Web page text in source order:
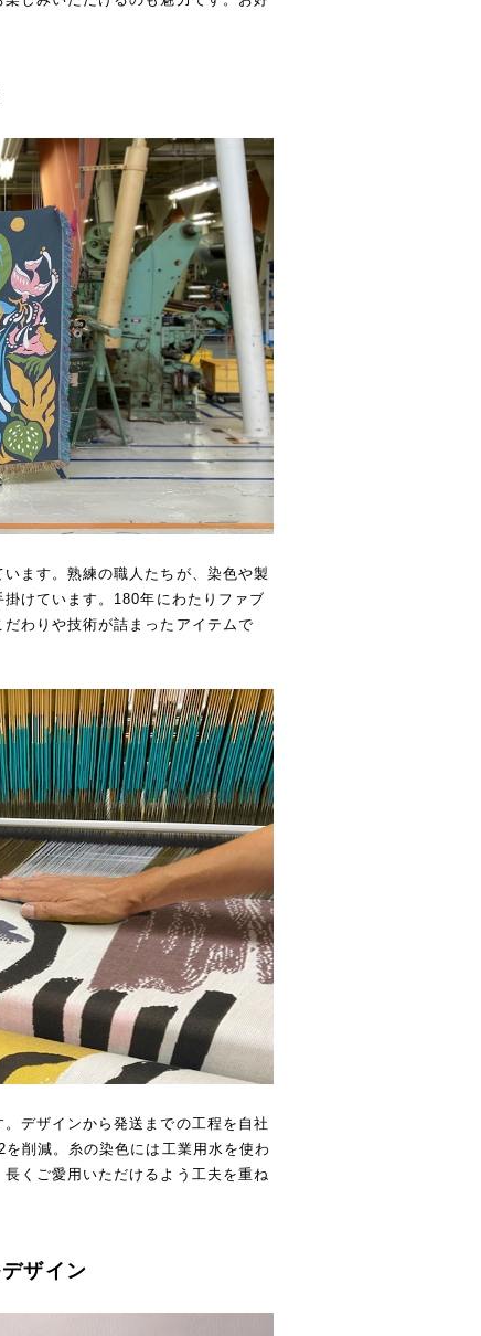
ます。熟練の職人たちが、染色や製
けています。180年にわたりファブ
わりや技術が詰まったアイテムで
デザインから発送までの工程を自社
削減。糸の染色には工業用水を使わ
くご愛用いただけるよう工夫を重ね
ザイン